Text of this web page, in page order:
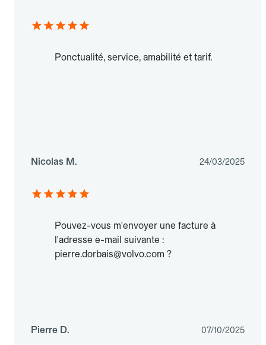
Ponctualité, service, amabilité et tarif.
Nicolas M. 24/03/2025
Pouvez-vous m'envoyer une facture à
l'adresse e-mail suivante :
pierre.dorbais@volvo.com ?
Pierre D. 07/10/2025